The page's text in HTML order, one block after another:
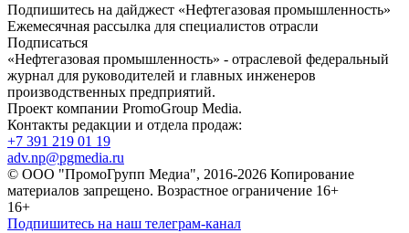
Подпишитесь на дайджест «Нефтегазовая промышленность»
Ежемесячная рассылка для специалистов отрасли
Подписаться
«Нефтегазовая промышленность» - отраслевой федеральный
журнал для руководителей и главных инженеров
производственных предприятий.
Проект компании PromoGroup Media.
Контакты редакции и отдела продаж:
+7 391 219 01 19
adv.np@pgmedia.ru
© ООО "ПромоГрупп Медиа", 2016-2026 Копирование
материалов запрещено. Возрастное ограничение 16+
16+
Подпишитесь на наш телеграм-канал